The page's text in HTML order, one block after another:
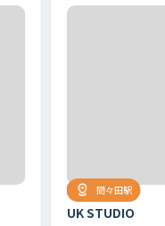
間々田駅
UK STUDIO